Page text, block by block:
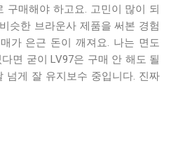
구매해야 하고요. 고민이 많이 되
슷한 브라운사 제품을 써본 경험
가 은근 돈이 깨져요. 나는 면도
면 굳이 LV97은 구매 안 해도 될
넘게 잘 유지보수 중입니다. 진짜